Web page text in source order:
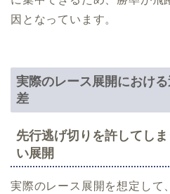
因となっています。
実際のレース展開におけ
差
先行逃げ切りを許してし
い展開
実際のレース展開を想定して